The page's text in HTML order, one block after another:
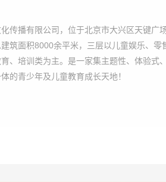
传播有限公司，位于北京市大兴区天键广
筑面积8000余平米，三层以儿童娱乐、零
、培训类为主。是一家集主题性、体验式
的青少年及儿童教育成长天地！